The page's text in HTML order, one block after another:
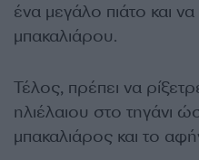
ένα μεγάλο πιάτο και
μπακαλιάρου.
Τέλος, πρέπει να
ηλιέλαιου στο τηγάνι
μπακαλιάρος και το